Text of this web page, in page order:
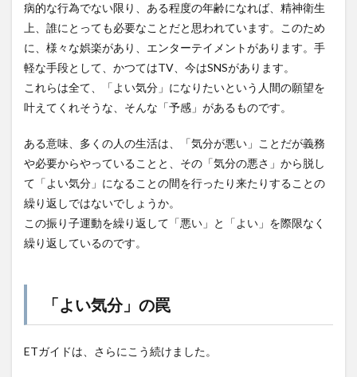
病的な行為でない限り、ある程度の年齢になれば、精神衛生
上、誰にとっても必要なことだと思われています。このため
に、様々な娯楽があり、エンターテイメントがあります。手
軽な手段として、かつてはTV、今はSNSがあります。
これらは全て、「よい気分」になりたいという人間の願望を
叶えてくれそうな、そんな「予感」があるものです。
ある意味、多くの人の生活は、「気分が悪い」ことだが義務
や必要からやっていることと、その「気分の悪さ」から脱し
て「よい気分」になることの間を行ったり来たりすることの
繰り返しではないでしょうか。
この振り子運動を繰り返して「悪い」と「よい」を際限なく
繰り返しているのです。
「よい気分」の罠
ETガイドは、さらにこう続けました。